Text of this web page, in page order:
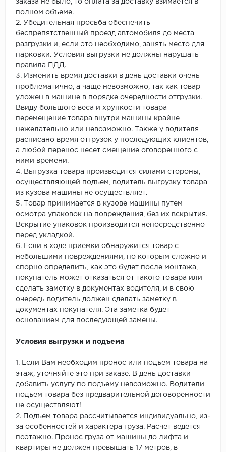
заказа не было, то оплата за доставку взимается в
полном объеме.
2. Убедительная просьба обеспечить
беспрепятственный проезд автомобиля до места
разгрузки и, если это необходимо, занять место для
парковки. Условия выгрузки не должны нарушать
правила ПДД.
3. Изменить время доставки в день доставки очень
проблематично, а чаще невозможно, так как товар
уложен в машине в порядке очередности отгрузки.
Ввиду большого веса и хрупкости товара
перемещение товара внутри машины крайне
нежелательно или невозможно. Также у водителя
расписано время отгрузок у последующих клиентов,
а любой перенос несет смещение оговоренного с
ними времени.
4. Выгрузка товара производится силами стороны,
осуществляющей подъем, водитель выгрузку товара
из кузова машины не осуществляет.
5. Товар принимается в кузове машины путем
осмотра упаковок на повреждения, без их вскрытия.
Вскрытие упаковок производится непосредственно
перед укладкой.
6. Если в ходе приемки обнаружится товар с
небольшими повреждениями, по которым сложно и
спорно определить, как это будет после монтажа,
покупатель может отказаться от такого товара или
сделать заметку в документах водителя, и в свою
очередь водитель должен сделать заметку в
документах покупателя. Эта заметка будет
основанием для последующей замены.
Условия выгрузки и подъема
1. Если Вам необходим пронос или подъем товара на
этаж, уточняйте это при заказе. В день доставки
добавить услугу по подъему невозможно. Водители
подъем товара без предварительной договоренности
не осуществляют!
2. Подъем товара рассчитывается индивидуально, из-
за особенностей и характера груза. Расчет ведется
поэтажно. Пронос груза от машины до лифта и
квартиры не должен превышать 17 метров, в